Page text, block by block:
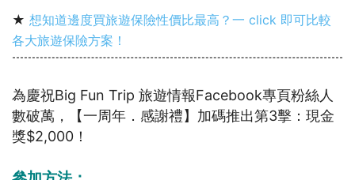
★ 想知道邊度買旅遊保險性價比最高？一 click 即可比較
各大旅遊保險方案！
為慶祝Big Fun Trip 旅遊情報Facebook專頁粉絲人
數破萬，【一周年．感謝禮】加碼推出第3擊：現金
獎$2,000！